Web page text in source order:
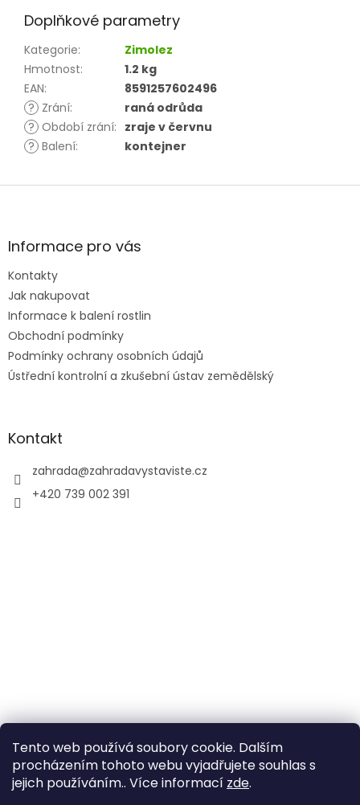
Tento web používá soubory cookie. Dalším
procházením tohoto webu vyjadřujete souhlas s
jejich používáním.. Více informací zde.
Doplňkové parametry
Kategorie:
Zimolez
Hmotnost:
1.2 kg
EAN:
8591257602496
? Zrání:
raná odrůda
? Období zrání: zraje v červnu
? Balení: kontejner
Z
aInformace pro vás
Kontakty
Jak nakupovat
Informace k balení rostlin
Obchodní podmínky
Podmínky ochrany osobních údajů
Ústřední kontrolní a zkušební ústav zemědělský
Kontakt
zahrada@zahradavystaviste.cz
+420 739 002 391